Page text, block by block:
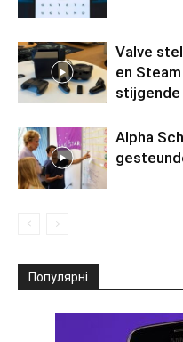
Valve
en
Alpha
Популярні